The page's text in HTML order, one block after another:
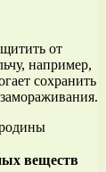
от
например,
сохранить
веществ